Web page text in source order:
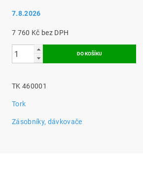
7.8.2026
7 760 Kč bez DPH
TK 460001
Tork
Zásobníky, dávkovače